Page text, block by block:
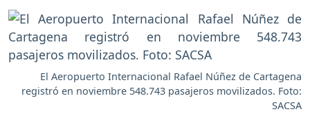
El Aeropuerto Internacional Rafael Núñez de Cartagena
registró en noviembre 548.743 pasajeros movilizados. Foto:
SACSA